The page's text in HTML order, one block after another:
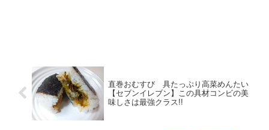
直巻おむすび 具たっぷり高菜めんたい
【セブンイレブン】この具材コンビの美
味しさは最強クラス!!